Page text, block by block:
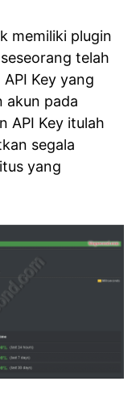
memiliki plugin
telah
Key yang
akun pada
API Key itulah
segala
yang